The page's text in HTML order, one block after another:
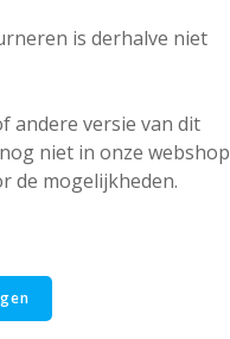
is derhalve niet
andere versie van dit
niet in onze webshop
de mogelijkheden.